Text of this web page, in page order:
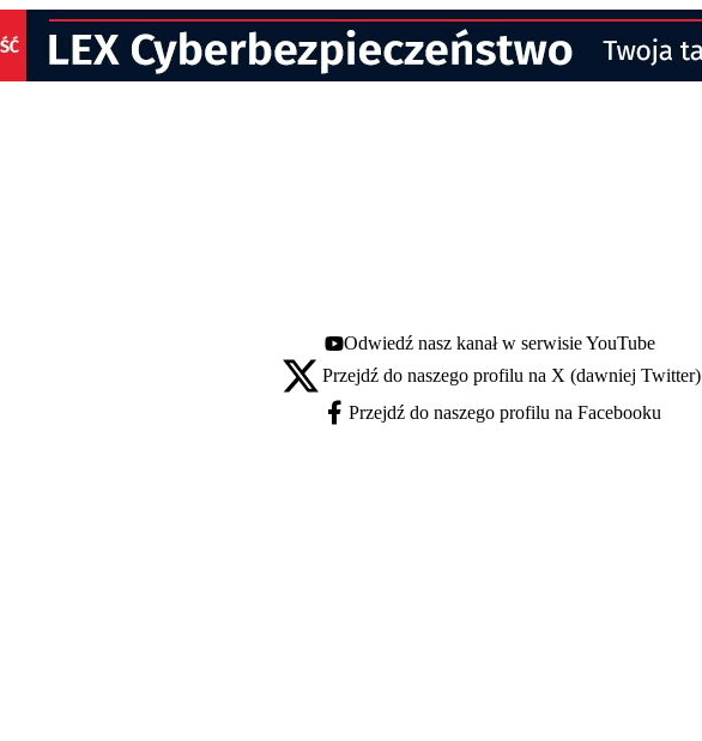
Youtube - otwiera się w nowej karcie
Odwiedź nasz kanał w serwisie YouTube
X - otwiera się w nowej karcie
Przejdź do naszego profilu na X (dawniej Twitter)
Facebook - otwiera się w nowej karcie
Przejdź do naszego profilu na Facebooku